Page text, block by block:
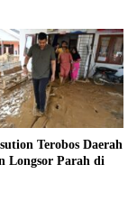
Terobos Daerah
Longsor Parah di